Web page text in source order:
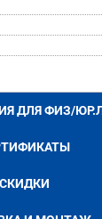
ДЛЯ ФИЗ/
СКИДКИ